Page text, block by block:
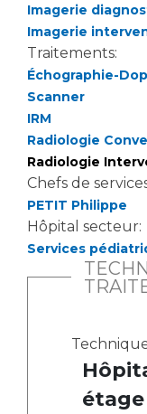
Les
Lieu de
Imagerie
Imagerie
Traitements:
Échographie-
Scanner
IRM
Radiologie
Radiologie
Chefs de
PETIT Philippe
Hôpital secteur:
Services
étage